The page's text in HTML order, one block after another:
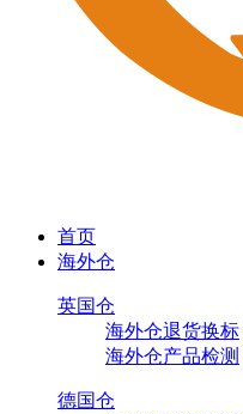
首页
海外仓
英国仓
海外仓退货换标
海外仓产品检测
德国仓